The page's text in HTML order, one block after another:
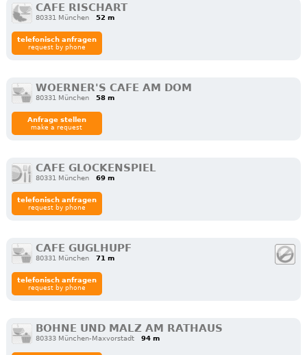
CAFE RISCHART
80331 München 52 m
telefonisch anfragen
request by phone
WOERNER'S CAFE AM DOM
80331 München 58 m
Anfrage stellen
make a request
CAFE GLOCKENSPIEL
80331 München 69 m
telefonisch anfragen
request by phone
CAFE GUGLHUPF
80331 München 71 m
telefonisch anfragen
request by phone
BOHNE UND MALZ AM RATHAUS
80333 München-Maxvorstadt 94 m